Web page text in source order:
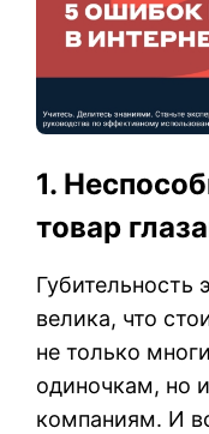
1.
товар
Губительность
велика, что
не только
одиночкам, но
компаниям. И